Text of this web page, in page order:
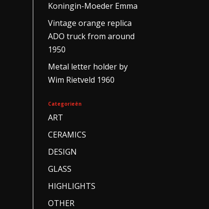
Koningin-Moeder Emma
Vintage orange replica
ADO truck from around
1950
Metal letter holder by
Wim Rietveld 1960
Categorieën
ART
CERAMICS
DESIGN
GLASS
HIGHLIGHTS
OTHER